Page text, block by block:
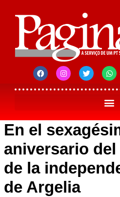
En el
aniversario del
de la
de Argelia